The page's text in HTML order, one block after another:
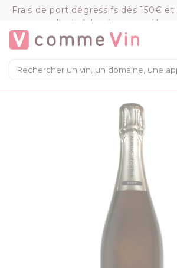
Frais de port dégressifs dès 150€
d'achat (en France
Mon panier
Chargement du panier...
VOIR LE PANIER
Panneau de gestion des cookies